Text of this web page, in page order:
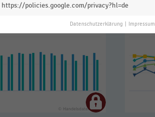
policies.google.com/privacy?hl=de
Datenschutzerklärung Impressum